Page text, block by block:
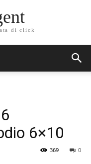
di click
6×10
0
369